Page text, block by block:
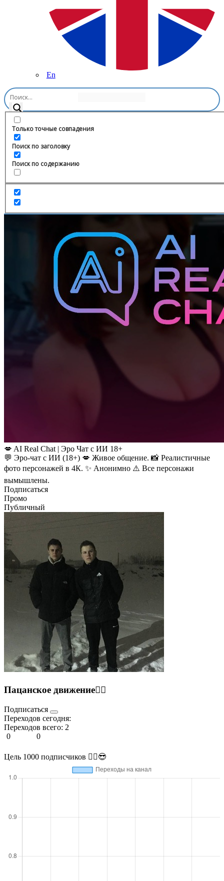
En
Только точные совпадения
Поиск по заголовку
Поиск по содержанию
Главная
💋 AI Real Chat | Эро Чат с ИИ 18+
💬 Эро-чат с ИИ (18+) 💋 Живое общение. 📸 Реалистичные
фото персонажей в 4К. ✨ Анонимно ⚠️ Все персонажи
вымышлены.
Подписаться
Промо
Публичный
Пацанское движение😶‍🌫️
Подписаться
Переходов сегодня:
Переходов всего: 2
0
0
Цель 1000 подписчиков 🏴‍☠️😎